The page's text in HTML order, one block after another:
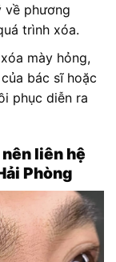
về phương
trình xóa.
mày hỏng,
bác sĩ hoặc
phục diễn ra
liên hệ
Phòng